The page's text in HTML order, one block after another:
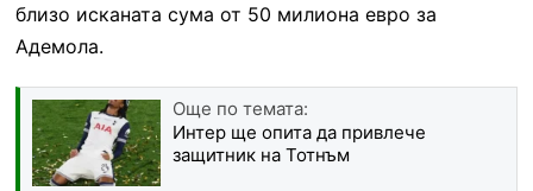
близо исканата сума от 50 милиона евро за
Адемола.
Още по темата:
Интер ще опита да привлече
защитник на Тотнъм